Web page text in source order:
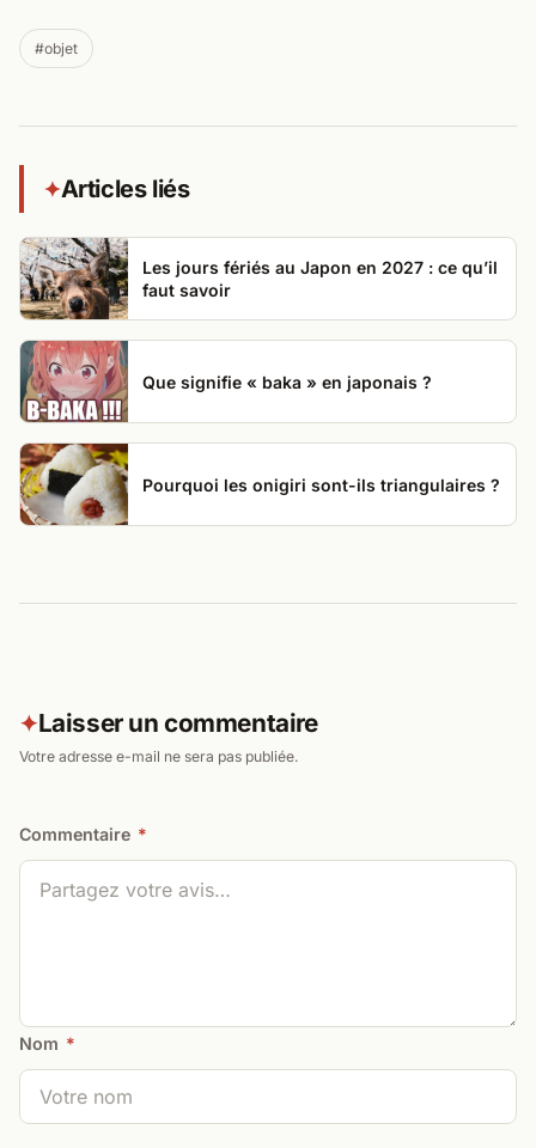
#objet
✦Articles liés
Les jours fériés au Japon en 2027 : ce qu’il
faut savoir
Que signifie « baka » en japonais ?
Pourquoi les onigiri sont-ils triangulaires ?
✦Laisser un commentaire
Votre adresse e-mail ne sera pas publiée.
Commentaire *
Nom *